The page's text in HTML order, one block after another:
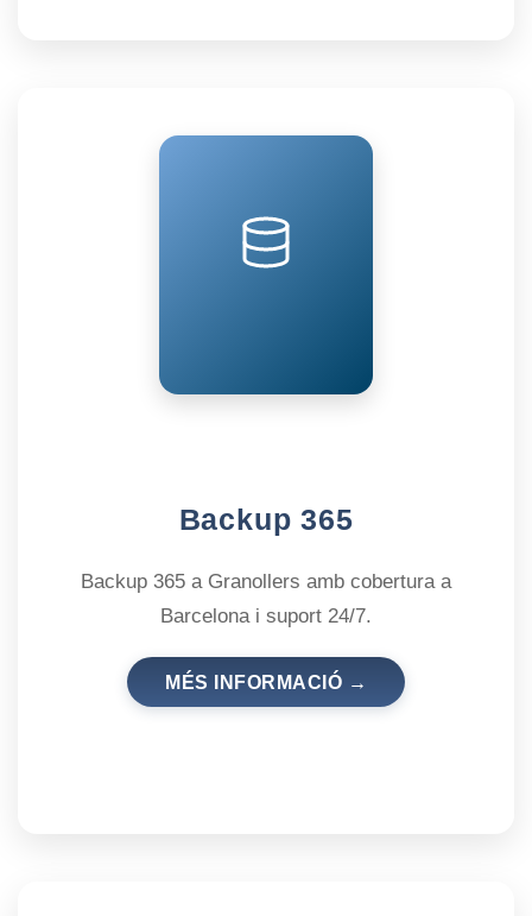
Backup 365
Backup 365 a Granollers amb cobertura a
Barcelona i suport 24/7.
MÉS INFORMACIÓ →